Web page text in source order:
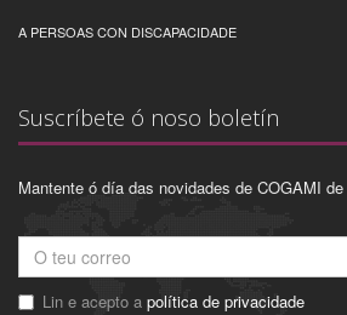
A PERSOAS CON DISCAPACIDADE
Suscríbete ó noso boletín
Mantente ó día das novidades de COGAMI
Lin e acepto a política de privacidade